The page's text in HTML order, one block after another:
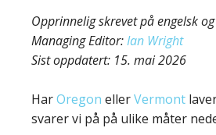
Opprinnelig skrevet på engelsk
Managing Editor:Ian Wright
Sist oppdatert: 15. mai 2026
HarOregon ellerVermont
svarer vi på på ulike måter